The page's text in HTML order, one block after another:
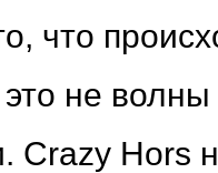
что
это не
Crazy Hors